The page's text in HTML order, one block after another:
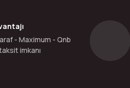
- Maximum - Qnb
imkanı